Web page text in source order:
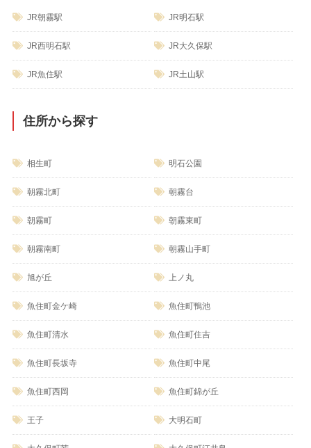
JR朝霧駅 JR明石駅
JR西明石駅 JR大久保駅
JR魚住駅 JR土山駅
住所から探す
相生町 明石公園
朝霧北町 朝霧台
朝霧町 朝霧東町
朝霧南町 朝霧山手町
旭が丘 上ノ丸
魚住町金ケ崎 魚住町鴨池
魚住町清水 魚住町住吉
魚住町長坂寺 魚住町中尾
魚住町西岡 魚住町錦が丘
王子 大明石町